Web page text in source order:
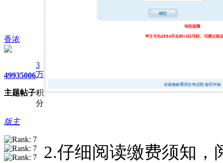
香浓
4993
主题
5006
帖子
3
万
积
分
版主
2.仔细阅读缴费须知，